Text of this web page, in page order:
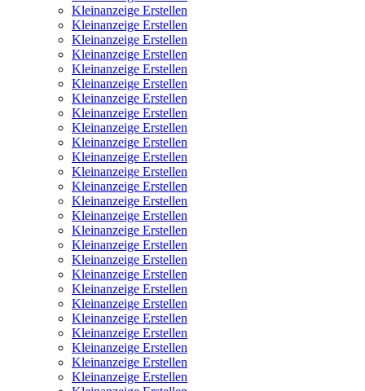
Kleinanzeige Erstellen
Kleinanzeige Erstellen
Kleinanzeige Erstellen
Kleinanzeige Erstellen
Kleinanzeige Erstellen
Kleinanzeige Erstellen
Kleinanzeige Erstellen
Kleinanzeige Erstellen
Kleinanzeige Erstellen
Kleinanzeige Erstellen
Kleinanzeige Erstellen
Kleinanzeige Erstellen
Kleinanzeige Erstellen
Kleinanzeige Erstellen
Kleinanzeige Erstellen
Kleinanzeige Erstellen
Kleinanzeige Erstellen
Kleinanzeige Erstellen
Kleinanzeige Erstellen
Kleinanzeige Erstellen
Kleinanzeige Erstellen
Kleinanzeige Erstellen
Kleinanzeige Erstellen
Kleinanzeige Erstellen
Kleinanzeige Erstellen
Kleinanzeige Erstellen